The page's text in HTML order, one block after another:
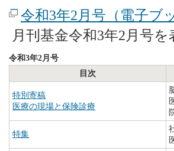
令和3年2月号（電子ブ
月刊基金令和3年2月号
令和3年2月号
目次
特別寄稿
医療の現場と保険診療
特集